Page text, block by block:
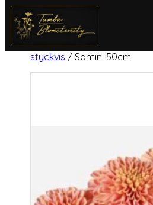
Home/Produkter
styckvis / Santini 50cm